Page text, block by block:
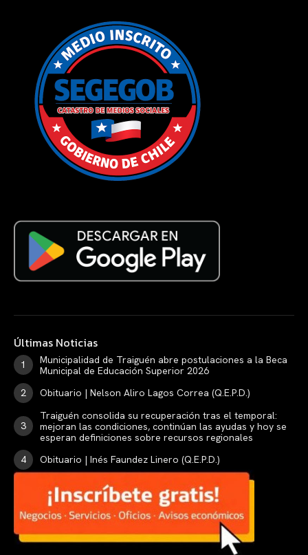
Últimas Noticias
Municipalidad de Traiguén abre postulaciones a la Beca
Municipal de Educación Superior 2026
Obituario | Nelson Aliro Lagos Correa (Q.E.P.D.)
Traiguén consolida su recuperación tras el temporal:
mejoran las condiciones, continúan las ayudas y hoy se
esperan definiciones sobre recursos regionales
Obituario | Inés Faundez Linero (Q.E.P.D.)